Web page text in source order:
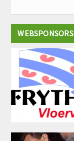
WEBSPONSORS